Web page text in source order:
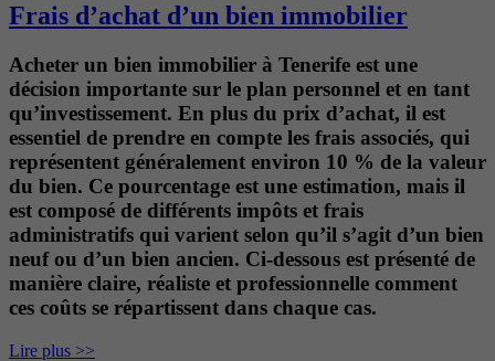
Frais d’achat d’un bien immobilier
Acheter un bien immobilier à Tenerife est une
décision importante sur le plan personnel et en tant
qu’investissement. En plus du prix d’achat, il est
essentiel de prendre en compte les frais associés, qui
représentent généralement environ 10 % de la valeur
du bien. Ce pourcentage est une estimation, mais il
est composé de différents impôts et frais
administratifs qui varient selon qu’il s’agit d’un bien
neuf ou d’un bien ancien. Ci-dessous est présenté de
manière claire, réaliste et professionnelle comment
ces coûts se répartissent dans chaque cas.
Lire plus >>